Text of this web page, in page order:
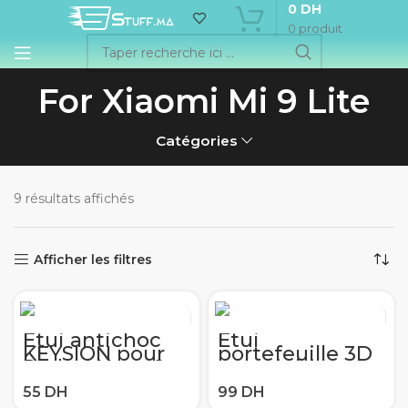
0 produit
0 DH
For Xiaomi Mi 9 Lite
Catégories
9 résultats affichés
Afficher les filtres
Étui antichoc
KEYSION pour
Redmi Note 8
Pro 9s 8 8A 7 7A
8T K30 K20
Etui
portefeuille 3D
en cuir hibou
gaufré pour
Xiao mi rouge